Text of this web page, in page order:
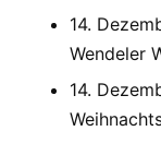
14.
Wendeler
14.